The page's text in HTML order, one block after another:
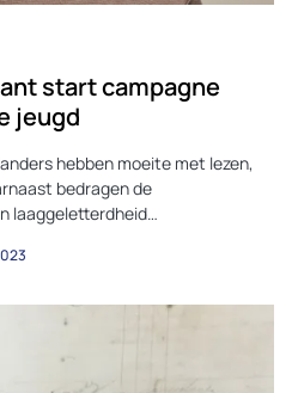
start campagne
jeugd
hebben moeite met lezen,
bedragen de
laaggeletterdheid…